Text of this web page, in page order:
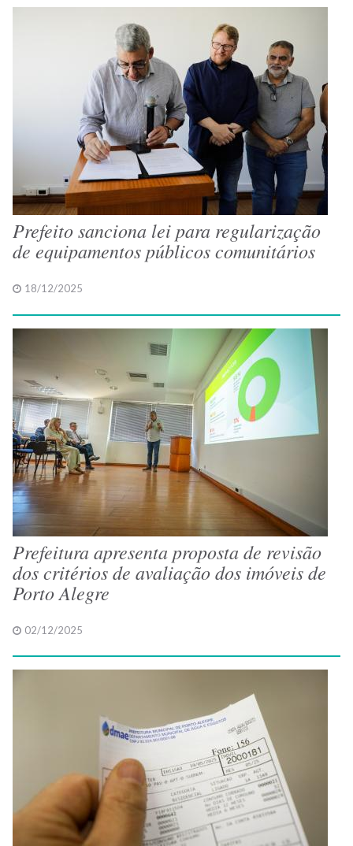
Prefeito sanciona lei para regularização
de equipamentos públicos comunitários
18/12/2025
Prefeitura apresenta proposta de revisão
dos critérios de avaliação dos imóveis de
Porto Alegre
02/12/2025